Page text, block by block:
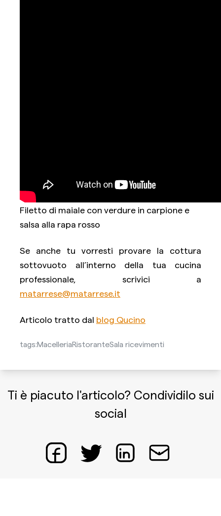
Filetto di maiale con verdure in carpione e
salsa alla rapa rosso
Se anche tu vorresti provare la cottura
sottovuoto all’interno della tua cucina
professionale, scrivici a
matarrese@matarrese.it
Articolo tratto dal blog Qucino
tags:MacelleriaRistoranteSala ricevimenti
Ti è piacuto l'articolo? Condividilo sui
social